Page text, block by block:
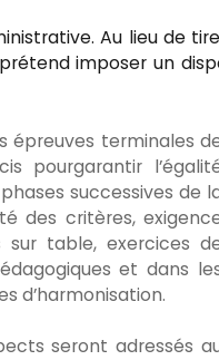
Au lieu de
imposer un
épreuves terminales
pourgarantir
successives de
des critères,
table, exercices
et dans
d’harmonisation.
seront adressés